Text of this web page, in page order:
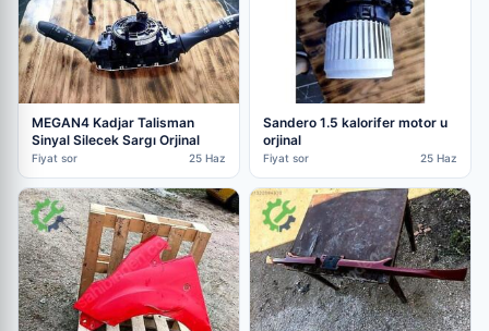
MEGAN4 Kadjar Talisman
Sinyal Silecek Sargı Orjinal
Fiyat sor 25 Haz
Sandero 1.5 kalorifer motor u
orjinal
Fiyat sor 25 Haz